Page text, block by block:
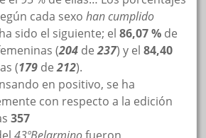
cada sexohan cumplido
sido el siguiente; el86,07 % de
(204 de237) y el84,40
(179 de212).
en positivo, se ha
con respecto a la edición
357
43ºBelarminofueron